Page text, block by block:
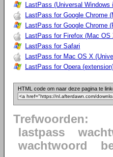
LastPass (Universal Windows
LastPass for Google Chrome
LastPass for Google Chrome
LastPass for Firefox (Mac OS
LastPass for Safari
LastPass for Mac OS X
LastPass for Opera
HTML code om naar deze pagina te
Trefwoorden:
lastpass
wachtwoord